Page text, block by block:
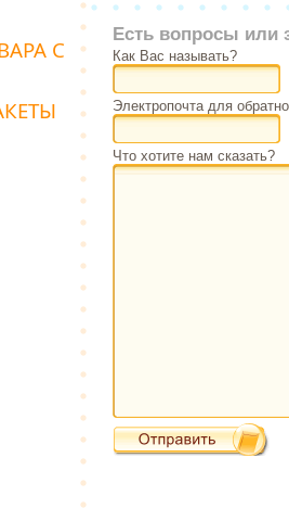
С
Есть вопросы или
Как Вас называть?
Электропочта для
Что хотите нам сказать?